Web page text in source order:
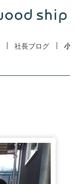
社長ブログ 小